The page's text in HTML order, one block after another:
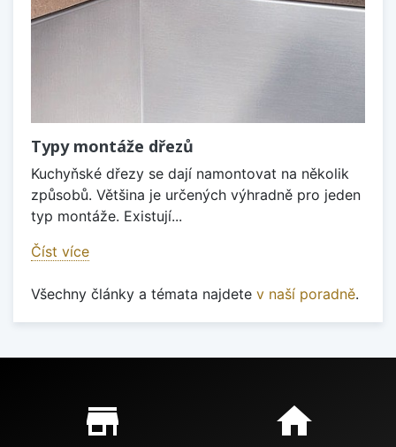
Typy montáže dřezů
Kuchyňské dřezy se dají namontovat na několik
způsobů. Většina je určených výhradně pro jeden
typ montáže. Existují...
Číst více
Všechny články a témata najdete v naší poradně.
Proč nakupovat u nás?
store_mall_directory home